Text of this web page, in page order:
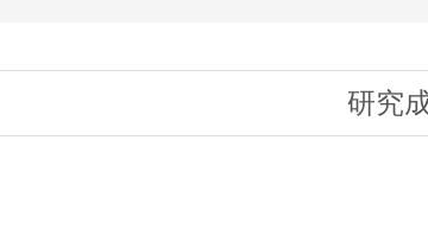
研究